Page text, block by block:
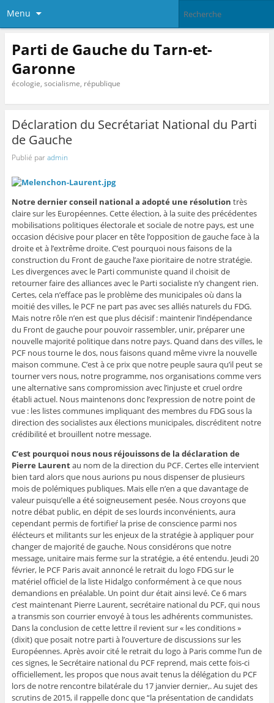
Menu
Parti de Gauche du Tarn-et-
Garonne
écologie, socialisme, république
Déclaration du Secrétariat National du Parti
de Gauche
Publié paradmin
Notre dernier conseil national a adopté une résolution très
claire sur les Européennes. Cette élection, à la suite des précédentes
mobilisations politiques électorale et sociale de notre pays, est une
occasion décisive pour placer en tête l’opposition de gauche face à la
droite et à l’extrême droite. C’est pourquoi nous faisons de la
construction du Front de gauche l’axe pioritaire de notre stratégie.
Les divergences avec le Parti communiste quand il choisit de
retourner faire des alliances avec le Parti socialiste n’y changent rien.
Certes, cela n’efface pas le problème des municipales où dans la
moitié des villes, le PCF ne part pas avec ses alliés naturels du FDG.
Mais notre rôle n’en est que plus décisif : maintenir l’indépendance
du Front de gauche pour pouvoir rassembler, unir, préparer une
nouvelle majorité politique dans notre pays. Quand dans des villes, le
PCF nous tourne le dos, nous faisons quand même vivre la nouvelle
maison commune. C’est à ce prix que notre peuple saura qu’il peut se
tourner vers nous, notre programme, nos organisations comme vers
une alternative sans compromission avec l’injuste et cruel ordre
établi actuel. Nous maintenons donc l’expression de notre point de
vue : les listes communes impliquant des membres du FDG sous la
direction des socialistes aux élections municipales, discréditent notre
crédibilité et brouillent notre message.
C’est pourquoi nous nous réjouissons de la déclaration de
Pierre Laurentau nom de la direction du PCF. Certes elle intervient
bien tard alors que nous aurions pu nous dispenser de plusieurs
mois de polémiques publiques. Mais elle n’en a que davantage de
valeur puisqu’elle a été soigneusement pesée. Nous croyons que
notre débat public, en dépit de ses lourds inconvénients, aura
cependant permis de fortifieŕ la prise de conscience parmi nos
élécteurs et militants sur les enjeux de la stratégie à appliquer pour
changer de majorité de gauche. Nous considérons que notre
message, unitaire mais ferme sur la stratégie, a été entendu. Jeudi 20
février, le PCF Paris avait annoncé le retrait du logo FDG sur le
matériel officiel de la liste Hidalgo conformément à ce que nous
demandions en préalable. Un point dur était ainsi levé. Ce 6 mars
c’est maintenant Pierre Laurent, secrétaire national du PCF, qui nous
a transmis son courrier envoyé à tous les adhérents communistes.
Dans la conclusion de cette lettre il revient sur « les conditions »
(dixit) que posait notre parti à l’ouverture de discussions sur les
Européennes. Après avoir cité le retrait du logo à Paris comme l’un de
ces signes, le Secrétaire national du PCF reprend, mais cette fois-ci
officiellement, les propos que nous avait tenus la délégation du PCF
lors de notre rencontre bilatérale du 17 janvier dernier,. Au sujet des
scrutins de 2015, il rappelle donc que “la présentation de candidats